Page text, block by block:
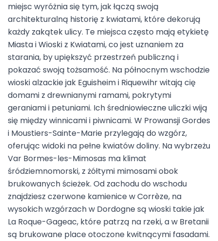
miejsc wyróżnia się tym, jak łączą swoją
architekturalną historię z kwiatami, które dekorują
każdy zakątek ulicy. Te miejsca często mają etykietę
Miasta i Wioski z Kwiatami, co jest uznaniem za
starania, by upiększyć przestrzeń publiczną i
pokazać swoją tożsamość. Na północnym wschodzie
wioski alzackie jak Eguisheim i Riquewihr witają cię
domami z drewnianymi ramami, pokrytymi
geraniami i petuniami. Ich średniowieczne uliczki wiją
się między winnicami i piwnicami. W Prowansji Gordes
i Moustiers-Sainte-Marie przylegają do wzgórz,
oferując widoki na pełne kwiatów doliny. Na wybrzeżu
Var Bormes-les-Mimosas ma klimat
śródziemnomorski, z żółtymi mimosami obok
brukowanych ścieżek. Od zachodu do wschodu
znajdziesz czerwone kamienice w Corrèze, na
wysokich wzgórzach w Dordogne są wioski takie jak
La Roque-Gageac, które patrzą na rzeki, a w Bretanii
są brukowane place otoczone kwitnącymi fasadami.